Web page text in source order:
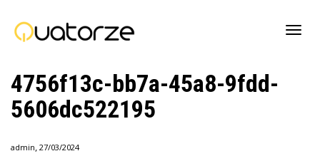
4756f13c-bb7a-45a8-9fdd-
5606dc522195
admin, 27/03/2024